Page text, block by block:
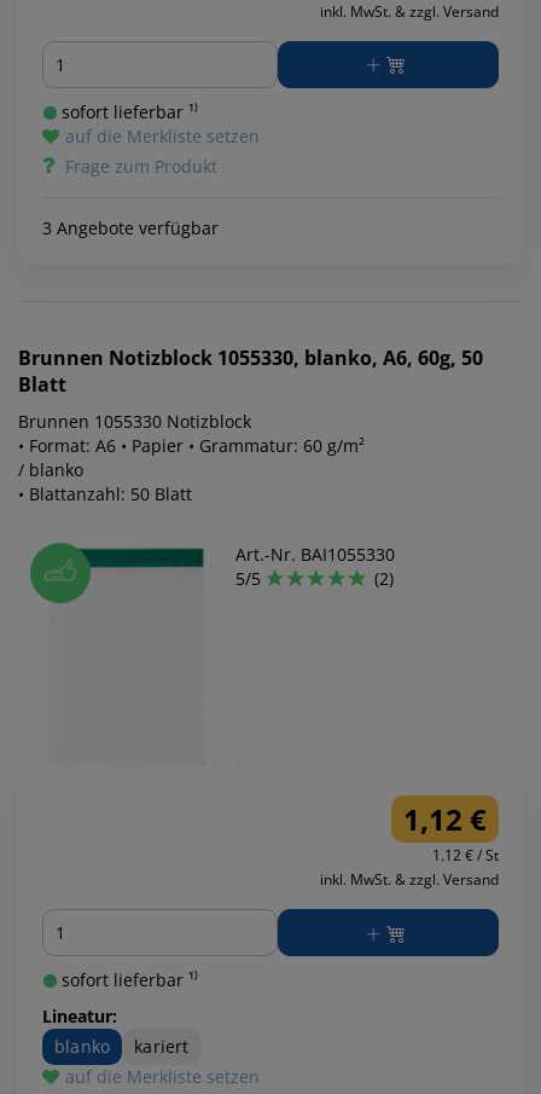
inkl. MwSt. & zzgl. Versand
Menge
sofort lieferbar ¹⁾
auf die Merkliste setzen
Frage zum Produkt
3 Angebote verfügbar
Brunnen Notizblock 1055330, blanko, A6, 60g, 50
Blatt
Brunnen 1055330 Notizblock
• Format: A6 • Papier • Grammatur: 60 g/m²
/ blanko
• Blattanzahl: 50 Blatt
Art.-Nr. BAI1055330
5/5
(2)
1,12 €
1.12 € / St
inkl. MwSt. & zzgl. Versand
Menge
sofort lieferbar ¹⁾
Lineatur:
blanko
kariert
auf die Merkliste setzen